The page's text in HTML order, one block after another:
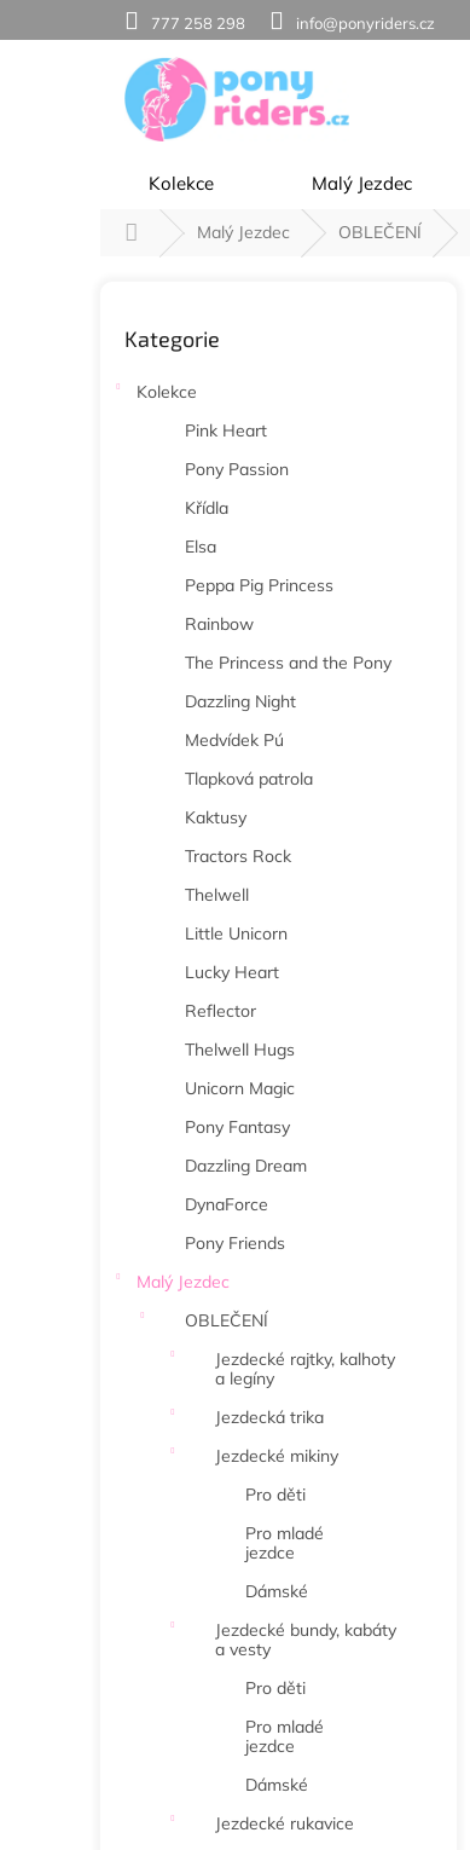
777 258 298 info@ponyriders.cz
Kolekce Malý Jezdec
Domů Malý Jezdec OBLEČENÍ
kategorie
Kategorie
Kolekce
Pink Heart
Pony Passion
Křídla
Elsa
Peppa Pig Princess
Rainbow
The Princess and the Pony
Dazzling Night
Medvídek Pú
Tlapková patrola
Kaktusy
Tractors Rock
Thelwell
Little Unicorn
Lucky Heart
Reflector
Thelwell Hugs
Unicorn Magic
Pony Fantasy
Dazzling Dream
DynaForce
Pony Friends
Malý Jezdec
OBLEČENÍ
Jezdecké rajtky, kalhoty
a legíny
Jezdecká trika
Jezdecké mikiny
Pro děti
Pro mladé
jezdce
Dámské
Jezdecké bundy, kabáty
a vesty
Pro děti
Pro mladé
jezdce
Dámské
Jezdecké rukavice